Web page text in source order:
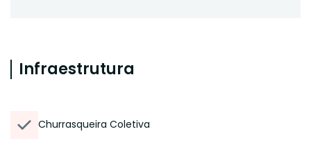
Infraestrutura
Churrasqueira Coletiva